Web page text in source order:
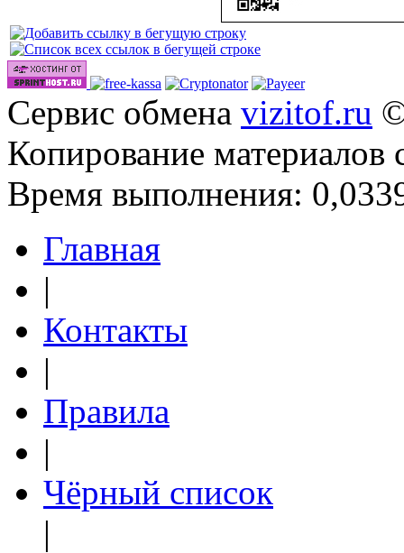
Сервис обмена vizitof.ru
Копирование материалов
Время выполнения:
Главная
|
Контакты
|
Правила
|
Чёрный список
|